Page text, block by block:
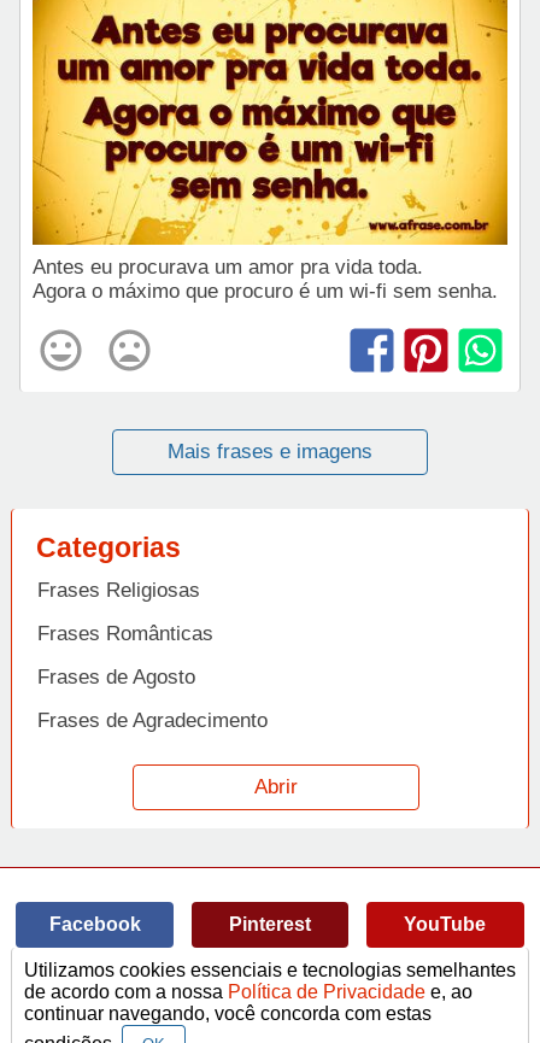
Antes eu procurava um amor pra vida toda.
Agora o máximo que procuro é um wi-fi sem senha.
Mais frases e imagens
Categorias
Frases Religiosas
Frases Românticas
Frases de Agosto
Frases de Agradecimento
Frases de Amizade
Frases de Amor
Frases de Arrependimento
Frases de Atitude
Frases de Azar
Abrir
Facebook Pinterest YouTube
© Copyright 2014-2022A Frase.
Termos de Uso / Privacidade
Frases
Vídeos
contato@afrase.com.br
Utilizamos cookies essenciais e tecnologias semelhantes
de acordo com a nossa Política de Privacidade e, ao
continuar navegando, você concorda com estas